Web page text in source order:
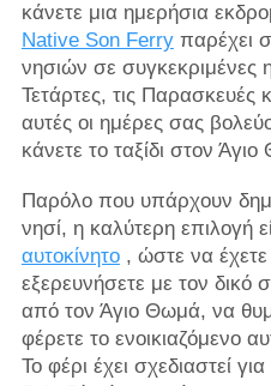
κάνετε μια ημερήσια
Native Son Ferryπαρέχει
νησιών σε συγκεκριμένες
Τετάρτες, τις Παρασκευές
αυτές οι ημέρες σας
κάνετε το ταξίδι στον
Παρόλο που υπάρχουν
νησί, η καλύτερη επιλογή
αυτοκίνητο, ώστε να έχετε
εξερευνήσετε με τον δικό
από τον Άγιο Θωμά, να
φέρετε το ενοικιαζόμενο
Το φέρι έχει σχεδιαστεί